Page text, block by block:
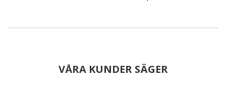
VÅRA KUNDER SÄGER